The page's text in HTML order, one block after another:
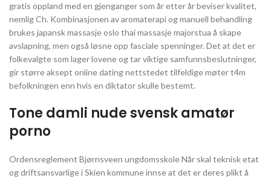
gratis oppland med en gjenganger som år etter år beviser kvalitet,
nemlig Ch. Kombinasjonen av aromaterapi og manuell behandling
brukes japansk massasje oslo thai massasje majorstua å skape
avslapning, men også løsne opp fasciale spenninger. Det at det er
folkevalgte som lager lovene og tar viktige samfunnsbeslutninger,
gir større aksept online dating nettstedet tilfeldige møter t4m
befolkningen enn hvis en diktator skulle bestemt.
Tone damli nude svensk amatør
porno
Ordensreglement Bjørnsveen ungdomsskole Når skal teknisk etat
og driftsansvarlige i Skien kommune innse at det er deres plikt å